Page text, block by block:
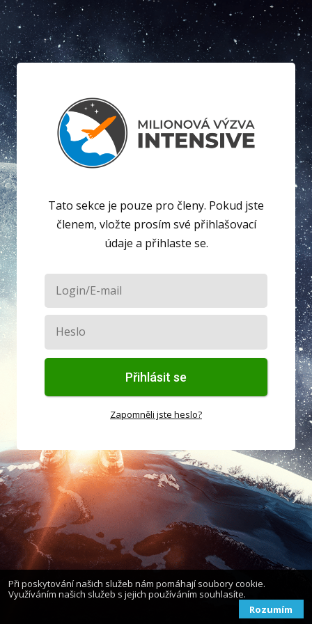
Tato sekce je pouze pro členy. Pokud jste
členem, vložte prosím své přihlašovací
údaje a přihlaste se.
Přihlásit se
Zapomněli jste heslo?
Při poskytování našich služeb nám pomáhají soubory cookie.
Využíváním našich služeb s jejich používáním souhlasíte.
Rozumím